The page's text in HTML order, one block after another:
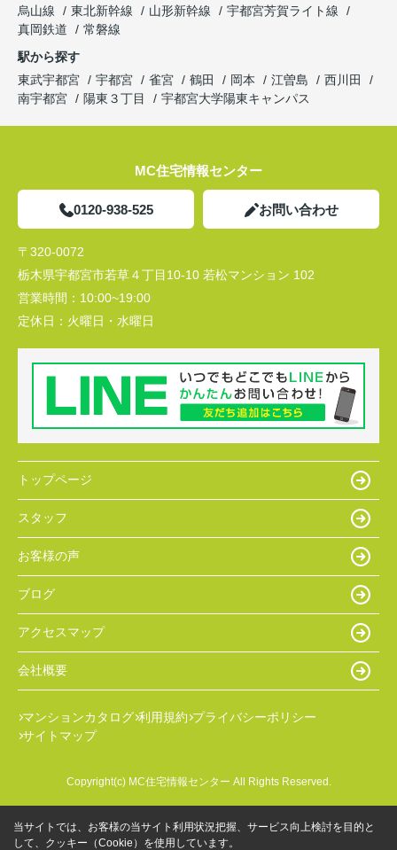
烏山線
東北新幹線 山形新幹線
宇都宮芳賀ライト線
真岡鉄道
常磐線
駅から探す
東武宇都宮
宇都宮 雀宮 鶴田 岡本 江曽島
西川田
南宇都宮
陽東３丁目 宇都宮大学陽東キャンパス
MC住宅情報センター
0120-938-525 お問い合わせ
〒320-0072
栃木県宇都宮市若草４丁目10-10 若松マンション 102
営業時間： 10:00~19:00
定休日： 火曜日・水曜日
トップページ
スタッフ
お客様の声
ブログ
アクセスマップ
会社概要
マンションカタログ 利用規約 プライバシーポリシー
サイトマップ
Copyright(c) MC住宅情報センター All Rights Reserved.
当サイトでは、お客様の当サイト利用状況把握、サービス向上検討を目的と
して、クッキー（Cookie）を使用しています。